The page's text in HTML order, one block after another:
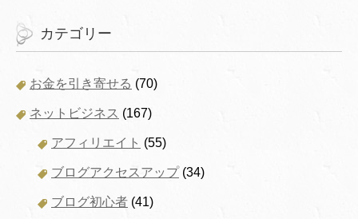
カテゴリー
お金を引き寄せる (70)
ネットビジネス (167)
アフィリエイト (55)
ブログアクセスアップ(34)
ブログ初心者 (41)